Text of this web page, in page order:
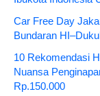
Car Free Day
Bundaran
10 Rekomendasi
Nuansa
Rp.150.000